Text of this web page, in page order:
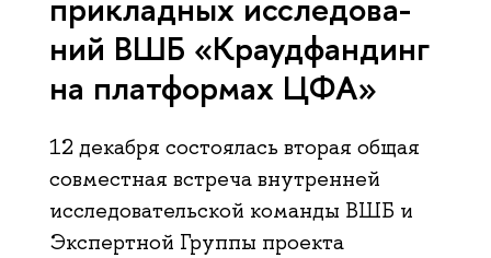
ний ВШБ «Кра­уд­фандинг
на платформах ЦФА»
12 декабря состоялась вторая общая
совместная встреча внутренней
исследовательской команды ВШБ и
Экспертной Группы проекта